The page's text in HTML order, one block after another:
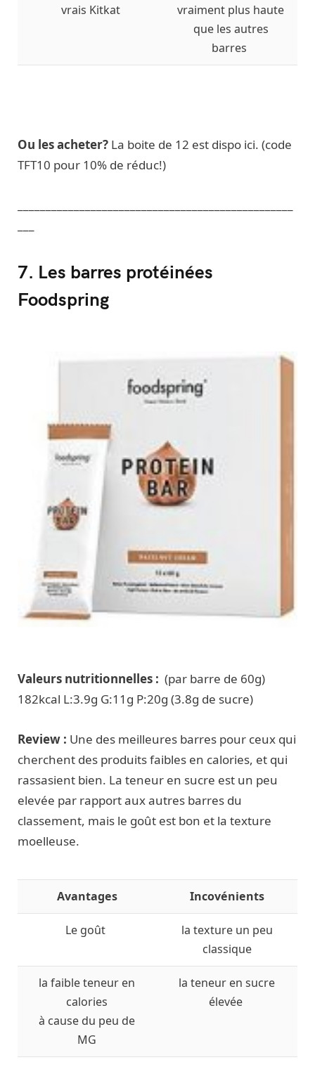
vrais Kitkat
vraiment plus haute
que les autres
barres
Ou les acheter? La boite de 12 est dispo ici. (code
TFT10 pour 10% de réduc!)
7. Les barres protéinées
Foodspring
Valeurs nutritionnelles : (par barre de 60g)
182kcal L:3.9g G:11g P:20g (3.8g de sucre)
Review : Une des meilleures barres pour ceux qui
cherchent des produits faibles en calories, et qui
rassasient bien. La teneur en sucre est un peu
elevée par rapport aux autres barres du
classement, mais le goût est bon et la texture
moelleuse.
Avantages Incovénients
Le goût
la texture un peu
classique
la faible teneur en
calories
à cause du peu de
MG
la teneur en sucre
élevée